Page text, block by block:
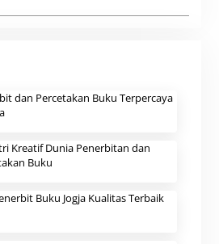
dan Percetakan Buku Terpercaya
Kreatif Dunia Penerbitan dan
Buku
Buku Jogja Kualitas Terbaik